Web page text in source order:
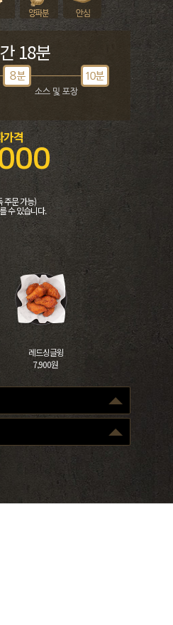
18분
가격
주문 가능)
수 있습니다.
레드싱글윙
7,900원
100g